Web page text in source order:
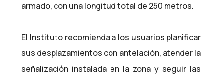
armado, con una longitud total de 250 metros.
El Instituto recomienda a los usuarios planificar
sus desplazamientos con antelación, atender la
señalización instalada en la zona y seguir las